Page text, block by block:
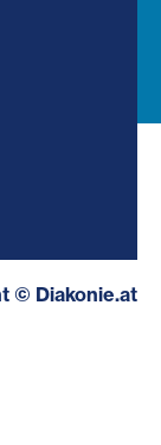
© Diakonie.at